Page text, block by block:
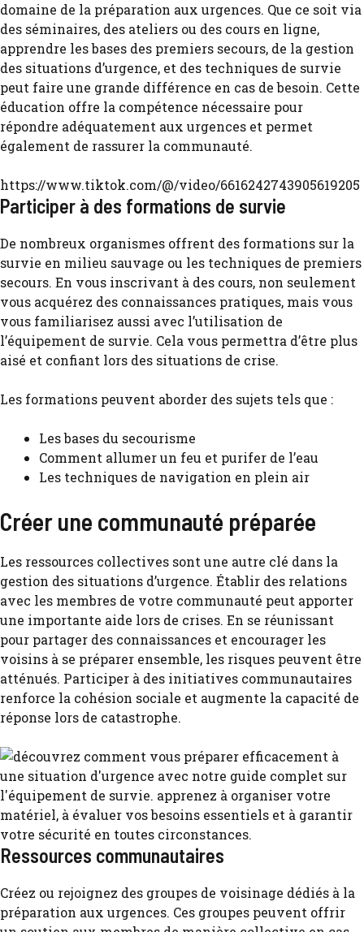
domaine de la préparation aux urgences. Que ce soit via
des séminaires, des ateliers ou des cours en ligne,
apprendre les bases des premiers secours, de la gestion
des situations d’urgence, et des techniques de survie
peut faire une grande différence en cas de besoin. Cette
éducation offre la compétence nécessaire pour
répondre adéquatement aux urgences et permet
également de rassurer la communauté.
https://www.tiktok.com/@/video/6616242743905619205
Participer à des formations de survie
De nombreux organismes offrent des formations sur la
survie en milieu sauvage ou les techniques de premiers
secours. En vous inscrivant à des cours, non seulement
vous acquérez des connaissances pratiques, mais vous
vous familiarisez aussi avec l’utilisation de
l’équipement de survie. Cela vous permettra d’être plus
aisé et confiant lors des situations de crise.
Les formations peuvent aborder des sujets tels que :
Les bases du secourisme
Comment allumer un feu et purifer de l’eau
Les techniques de navigation en plein air
Créer une communauté préparée
Les ressources collectives sont une autre clé dans la
gestion des situations d’urgence. Établir des relations
avec les membres de votre communauté peut apporter
une importante aide lors de crises. En se réunissant
pour partager des connaissances et encourager les
voisins à se préparer ensemble, les risques peuvent être
atténués. Participer à des initiatives communautaires
renforce la cohésion sociale et augmente la capacité de
réponse lors de catastrophe.
Ressources communautaires
Créez ou rejoignez des groupes de voisinage dédiés à la
préparation aux urgences. Ces groupes peuvent offrir